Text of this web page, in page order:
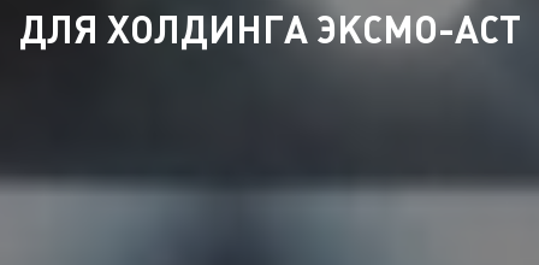
ДЛЯ ХОЛДИНГА ЭКСМО-АСТ